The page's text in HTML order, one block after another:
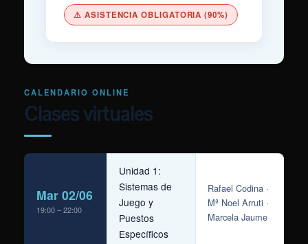
⚠ ASISTENCIA OBLIGATORIA (90%)
CALENDARIO ONLINE
Clases virtuales
Mar 02/06
19:00 – 22:00
Unidad 1:
Sistemas de
Juego y
Puestos
Específicos
Rafael Codina ·
Mª Noel Arruti ·
Marcela Jaume